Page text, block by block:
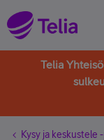
Telia
Kysy ja keskustele